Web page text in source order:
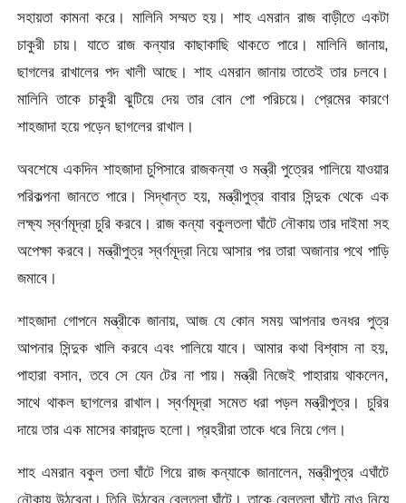
সহায়তা কামনা করে। মালিনি সম্মত হয়। শাহ এমরান রাজ বাড়ীতে একটা
চাকুরী চায়। যাতে রাজ কন্যার কাছাকাছি থাকতে পারে। মালিনি জানায়,
ছাগলের রাখালের পদ খালী আছে। শাহ এমরান জানায় তাতেই তার চলবে।
মালিনি তাকে চাকুরী ঝুটিয়ে দেয় তার বোন পো পরিচয়ে। প্রেমের কারণে
শাহজাদা হয়ে পড়েন ছাগলের রাখাল।
অবশেষে একদিন শাহজাদা চুপিসারে রাজকন্যা ও মন্ত্রী পুত্রের পালিয়ে যাওয়ার
পরিকল্পনা জানতে পারে। সিদ্ধান্ত হয়, মন্ত্রীপুত্র বাবার সিন্দুক থেকে এক
লক্ষ্য স্বর্ণমূদ্রা চুরি করবে। রাজ কন্যা বকুলতলা ঘাঁটে নৌকায় তার দাইমা সহ
অপেক্ষা করবে। মন্ত্রীপুত্র স্বর্ণমূদ্রা নিয়ে আসার পর তারা অজানার পথে পাড়ি
জমাবে।
শাহজাদা গোপনে মন্ত্রীকে জানায়, আজ যে কোন সময় আপনার গুনধর পুত্র
আপনার সিন্দুক খালি করবে এবং পালিয়ে যাবে। আমার কথা বিশ্বাস না হয়,
পাহারা বসান, তবে সে যেন টের না পায়। মন্ত্রী নিজেই পাহারায় থাকলেন,
সাথে থাকল ছাগলের রাখাল। স্বর্ণমূদ্রা সমেত ধরা পড়ল মন্ত্রীপুত্র। চুরির
দায়ে তার এক মাসের কারাদন্ড হলো। প্রহরীরা তাকে ধরে নিয়ে গেল।
শাহ এমরান বকুল তলা ঘাঁটে গিয়ে রাজ কন্যাকে জানালেন, মন্ত্রীপুত্র এঘাঁটে